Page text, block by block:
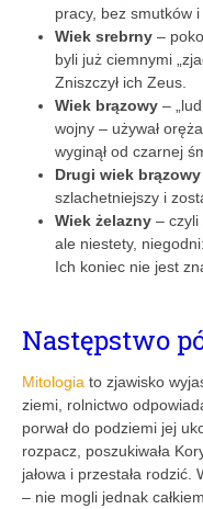
pracy, bez smutków i
Wiek srebrny –
byli już ciemnymi
Zniszczył ich Zeus.
Wiek brązowy –
wojny – używał
wyginął od czarnej
Drugi wiek brązowy
szlachetniejszy i
Wiek żelazny – czyli
ale niestety,
Ich koniec nie jest
Następstwo
Mitologia to zjawisko
ziemi, rolnictwo
porwał do podziemi jej
rozpacz, poszukiwała
jałowa i przestała
– nie mogli jednak